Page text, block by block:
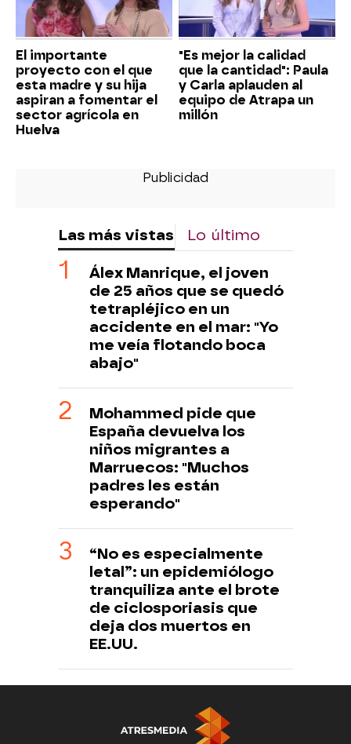
El importante
proyecto con el que
esta madre y su hija
aspiran a fomentar el
sector agrícola en
Huelva
"Es mejor la calidad
que la cantidad": Paula
y Carla aplauden al
equipo de Atrapa un
millón
Las más vistas Lo último
Álex Manrique, el joven
de 25 años que se quedó
tetrapléjico en un
accidente en el mar: "Yo
me veía flotando boca
abajo"
Mohammed pide que
España devuelva los
niños migrantes a
Marruecos: "Muchos
padres les están
esperando"
“No es especialmente
letal”: un epidemiólogo
tranquiliza ante el brote
de ciclosporiasis que
deja dos muertos en
EE.UU.